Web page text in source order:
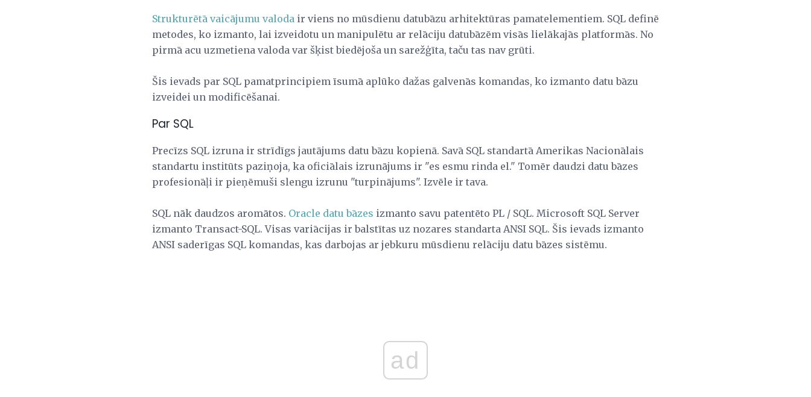
Strukturētā vaicājumu valoda ir viens no mūsdienu datubāzu arhitektūras pamatelementiem. SQL definē
metodes, ko izmanto, lai izveidotu un manipulētu ar relāciju datubāzēm visās lielākajās platformās. No
pirmā acu uzmetiena valoda var šķist biedējoša un sarežģīta, taču tas nav grūti.
Šis ievads par SQL pamatprincipiem īsumā aplūko dažas galvenās komandas, ko izmanto datu bāzu
izveidei un modificēšanai.
Par SQL
Precīzs SQL izruna ir strīdīgs jautājums datu bāzu kopienā. Savā SQL standartā Amerikas Nacionālais
standartu institūts paziņoja, ka oficiālais izrunājums ir "es esmu rinda el." Tomēr daudzi datu bāzes
profesionāļi ir pieņēmuši slengu izrunu "turpinājums". Izvēle ir tava.
SQL nāk daudzos aromātos. Oracle datu bāzes izmanto savu patentēto PL / SQL. Microsoft SQL Server
izmanto Transact-SQL. Visas variācijas ir balstītas uz nozares standarta ANSI SQL. Šis ievads izmanto
ANSI saderīgas SQL komandas, kas darbojas ar jebkuru mūsdienu relāciju datu bāzes sistēmu.
ad